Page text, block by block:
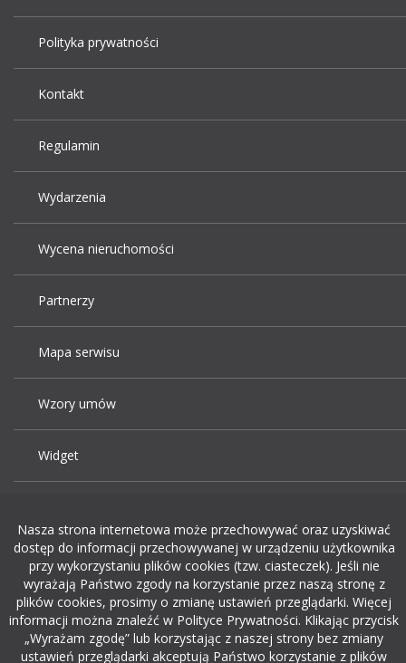
Polityka prywatności
Kontakt
Regulamin
Wydarzenia
Wycena nieruchomości
Partnerzy
Mapa serwisu
Wzory umów
Widget
Dodaj ogłoszenie o pracę
rekrutacja w it
Nasza strona internetowa może przechowywać oraz uzyskiwać
dostęp do informacji przechowywanej w urządzeniu użytkownika
przy wykorzystaniu plików cookies (tzw. ciasteczek). Jeśli nie
wyrażają Państwo zgody na korzystanie przez naszą stronę z
plików cookies, prosimy o zmianę ustawień przeglądarki. Więcej
informacji można znaleźć w Polityce Prywatności. Klikając przycisk
„Wyrażam zgodę” lub korzystając z naszej strony bez zmiany
ustawień przeglądarki akceptują Państwo korzystanie z plików